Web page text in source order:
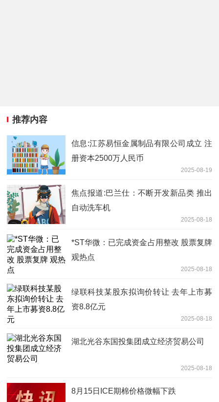
推荐内容
信息:江苏易恒金属制品有限公司成立 注
册资本2500万人民币
2025-08-19
焦点报道:巴兰仕：不断开发新品类 推出
自动洗车机
2025-08-18
*ST华微：已完成资金占用整改 股票复牌
观热点
2025-08-18
绿联科技某股东拟询价转让 去年上市募
资8.8亿元
2025-08-18
湖北光谷东国投集团成立经济贸易公司
2025-08-18
8月15日ICE期棉价格微幅下跌